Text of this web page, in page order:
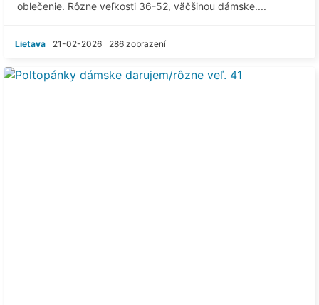
oblečenie. Rôzne veľkosti 36-52, väčšinou dámske....
Lietava 21-02-2026 286 zobrazení